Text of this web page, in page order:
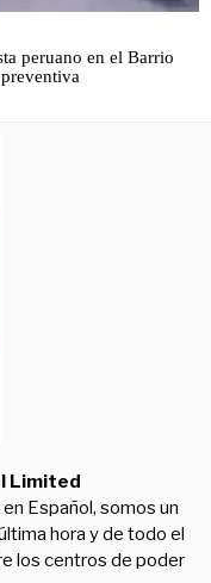
peruano en el Barrio
Limited
Español, somos un
hora y de todo el
los centros de poder